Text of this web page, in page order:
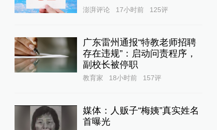
澎湃评论 17小时前 125评
广东雷州通报“特教老师招聘
存在违规”：启动问责程序，
副校长被停职
教育家 18小时前 157评
媒体：人贩子“梅姨”真实姓名
首曝光